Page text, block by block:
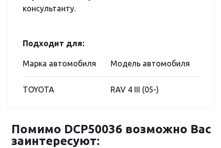
консультанту.
Подходит для:
Марка автомобиля Модель автомобиля
TOYOTA RAV 4 III (05-)
Помимо DCP50036 возможно Вас
заинтересуют: